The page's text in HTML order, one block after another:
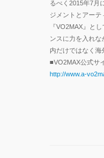
るべく 2015年7月
ジメントとアーテ
『VO2MAX』と
ンスに力を入れな
内だけではなく海
■VO2MAX公式サ
http://www.a-